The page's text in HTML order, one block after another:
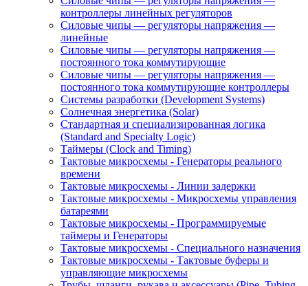
контроллеры линейных регуляторов
Силовые чипы — регуляторы напряжения —
линейные
Силовые чипы — регуляторы напряжения —
постоянного тока коммутирующие
Силовые чипы — регуляторы напряжения —
постоянного тока коммутирующие контроллеры
Системы разработки (Development Systems)
Солнечная энергетика (Solar)
Стандартная и специализированная логика
(Standard and Specialty Logic)
Таймеры (Clock and Timing)
Тактовые микросхемы - Генераторы реального
времени
Тактовые микросхемы - Линии задержки
Тактовые микросхемы - Микросхемы управления
батареями
Тактовые микросхемы - Программируемые
таймеры и Генераторы
Тактовые микросхемы - Специального назначения
Тактовые микросхемы - Тактовые буферы и
управляющие микросхемы